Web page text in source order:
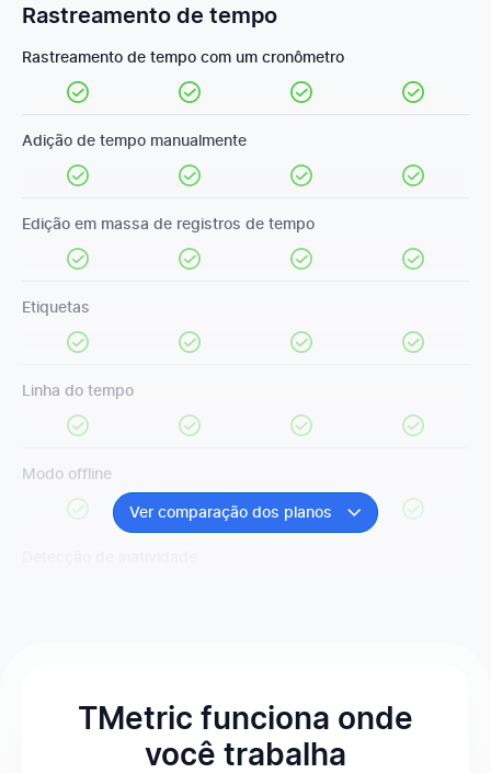
Rastreamento de tempo
Rastreamento de tempo com um cronômetro
Adição de tempo manualmente
Edição em massa de registros de tempo
Etiquetas
Linha do tempo
Modo offline
Campos obrigatórios
Ver comparação dos planos
TMetric funciona onde
você trabalha